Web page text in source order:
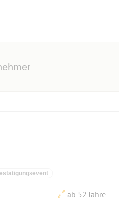
ab 52 Jahre